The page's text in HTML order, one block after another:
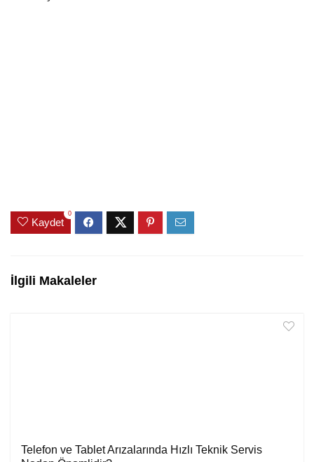
Kaydet
0
İlgili Makaleler
Telefon ve Tablet Arızalarında Hızlı Teknik Servis